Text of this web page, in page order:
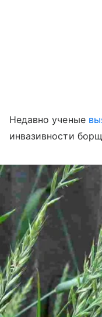
Недавно ученые
инвазивности